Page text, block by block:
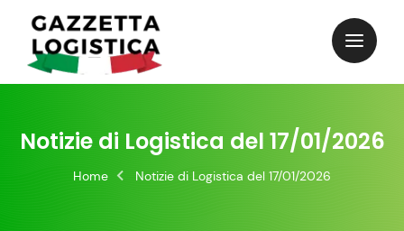
content
Notizie di Logistica del 17/01/2026
Home Notizie di Logistica del 17/01/2026